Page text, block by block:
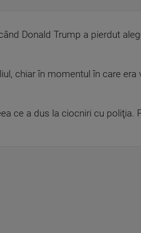
Donald Trump a pierdut
chiar în momentul în care era
ce a dus la ciocniri cu poliţia.